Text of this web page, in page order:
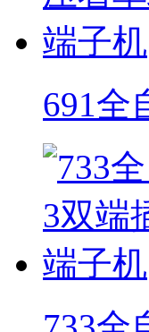
691全